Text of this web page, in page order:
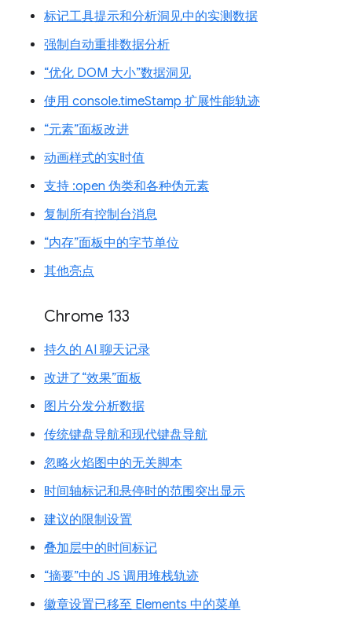
标记工具提示和分析洞见中的实测数据
强制自动重排数据分析
“优化 DOM 大小”数据洞见
使用 console.timeStamp 扩展性能轨迹
“元素”面板改进
动画样式的实时值
支持 :open 伪类和各种伪元素
复制所有控制台消息
“内存”面板中的字节单位
其他亮点
Chrome 133
持久的 AI 聊天记录
改进了“效果”面板
图片分发分析数据
传统键盘导航和现代键盘导航
忽略火焰图中的无关脚本
时间轴标记和悬停时的范围突出显示
建议的限制设置
叠加层中的时间标记
“摘要”中的 JS 调用堆栈轨迹
徽章设置已移至 Elements 中的菜单